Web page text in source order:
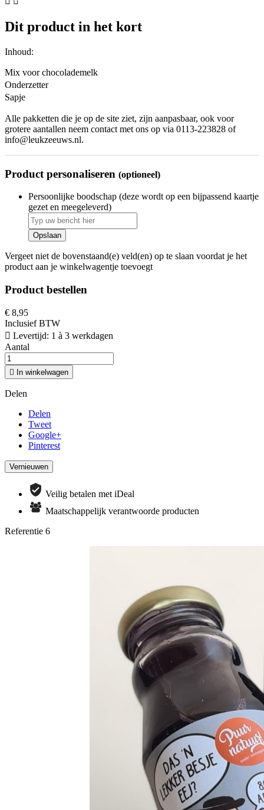
Dit product in het kort
Inhoud:
Mix voor chocolademelk
Onderzetter
Sapje
Alle pakketten die je op de site ziet, zijn aanpasbaar, ook voor
grotere aantallen neem contact met ons op via 0113-223828 of
info@leukzeeuws.nl.
Product personaliseren (optioneel)
Persoonlijke boodschap (deze wordt op een bijpassend kaartje
gezet en meegeleverd)
Opslaan
Vergeet niet de bovenstaand(e) veld(en) op te slaan voordat je het
product aan je winkelwagentje toevoegt
Product bestellen
€ 8,95
Inclusief BTW
 Levertijd: 1 à 3 werkdagen
Aantal
 In winkelwagen
Delen
Delen
Tweet
Google+
Pinterest
Veilig betalen met iDeal
Maatschappelijk verantwoorde producten
Referentie 6